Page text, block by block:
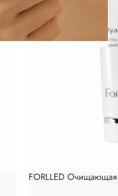
FORLLED